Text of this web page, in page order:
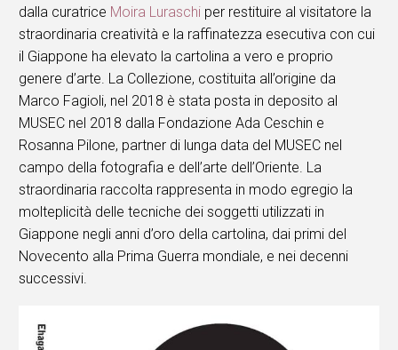
dalla curatrice Moira Luraschi per restituire al visitatore la
straordinaria creatività e la raffinatezza esecutiva con cui
il Giappone ha elevato la cartolina a vero e proprio
genere d’arte. La Collezione, costituita all’origine da
Marco Fagioli, nel 2018 è stata posta in deposito al
MUSEC nel 2018 dalla Fondazione Ada Ceschin e
Rosanna Pilone, partner di lunga data del MUSEC nel
campo della fotografia e dell’arte dell’Oriente. La
straordinaria raccolta rappresenta in modo egregio la
molteplicità delle tecniche dei soggetti utilizzati in
Giappone negli anni d’oro della cartolina, dai primi del
Novecento alla Prima Guerra mondiale, e nei decenni
successivi.